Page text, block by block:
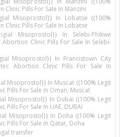
Clinic Pills For Sale In Manzini
Misoprostol}} In Lobatse ((100%
Clinic Pills For Sale In Lobatse
Misoprostol}} In Selebi-Phikwe
Abortion Clinic Pills For Sale In Selebi-
Misoprostol}} In Francistown City
Abortion Clinic Pills For Sale In
Misoprostol}} In Muscat ((100% Legit
Pills For Sale In Oman, Muscat
Misoprostol}} In Dubai ((100% Legit
Pills For Sale In UAE, DUBAI
Misoprostol}} In Doha ((100% Legit
Pills For Sale In Qatar, Doha
transfer